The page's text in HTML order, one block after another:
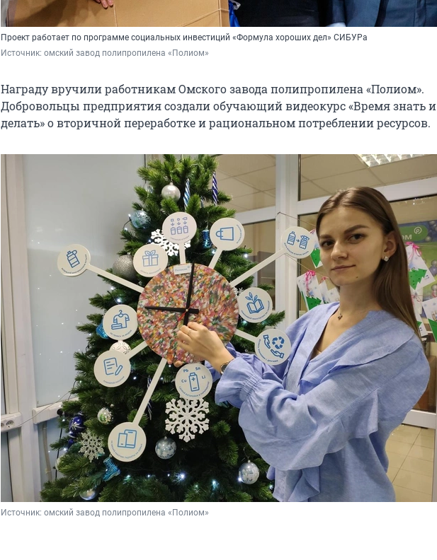
Проект работает по программе социальных инвестиций «Формула хороших дел» СИБУРа
Источник: омский завод полипропилена «Полиом»
Награду вручили работникам Омского завода полипропилена «Полиом».
Добровольцы предприятия создали обучающий видеокурс «Время знать и
делать» о вторичной переработке и рациональном потреблении ресурсов.
Источник: омский завод полипропилена «Полиом»